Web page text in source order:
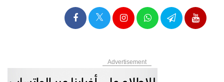
Advertisement